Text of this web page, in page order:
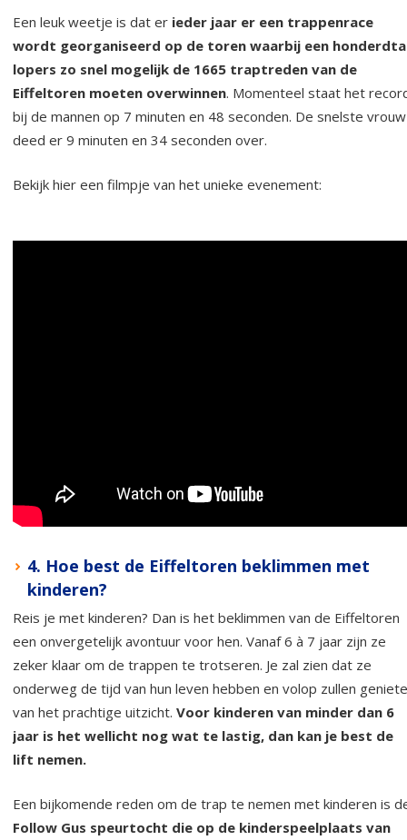
Een leuk weetje is dat er ieder jaar er een trappenrace
wordt georganiseerd op de toren waarbij een
lopers zo snel mogelijk de 1665 traptreden van de
Eiffeltoren moeten overwinnen. Momenteel staat het
bij de mannen op 7 minuten en 48 seconden. De snelste vrouw
deed er 9 minuten en 34 seconden over.
Bekijk hier een filmpje van het unieke evenement:
4. Hoe best de Eiffeltoren beklimmen met
kinderen?
Reis je met kinderen? Dan is het beklimmen van de Eiffeltoren
een onvergetelijk avontuur voor hen. Vanaf 6 à 7 jaar zijn ze
zeker klaar om de trappen te trotseren. Je zal zien dat ze
onderweg de tijd van hun leven hebben en volop zullen
van het prachtige uitzicht. Voor kinderen van minder dan 6
jaar is het wellicht nog wat te lastig, dan kan je best de
lift nemen.
Een bijkomende reden om de trap te nemen met kinderen is
Follow Gus speurtocht die op de kinderspeelplaats van